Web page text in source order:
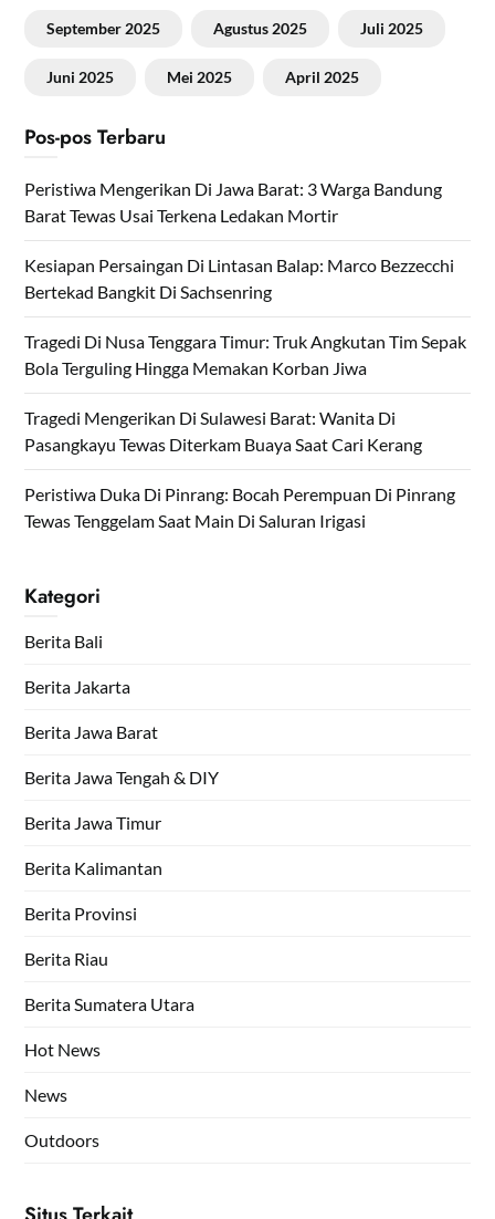
September 2025 Agustus 2025 Juli 2025
Juni 2025 Mei 2025 April 2025
Pos-pos Terbaru
Peristiwa Mengerikan Di Jawa Barat: 3 Warga Bandung
Barat Tewas Usai Terkena Ledakan Mortir
Kesiapan Persaingan Di Lintasan Balap: Marco Bezzecchi
Bertekad Bangkit Di Sachsenring
Tragedi Di Nusa Tenggara Timur: Truk Angkutan Tim Sepak
Bola Terguling Hingga Memakan Korban Jiwa
Tragedi Mengerikan Di Sulawesi Barat: Wanita Di
Pasangkayu Tewas Diterkam Buaya Saat Cari Kerang
Peristiwa Duka Di Pinrang: Bocah Perempuan Di Pinrang
Tewas Tenggelam Saat Main Di Saluran Irigasi
Kategori
Berita Bali
Berita Jakarta
Berita Jawa Barat
Berita Jawa Tengah & DIY
Berita Jawa Timur
Berita Kalimantan
Berita Provinsi
Berita Riau
Berita Sumatera Utara
Hot News
News
Outdoors